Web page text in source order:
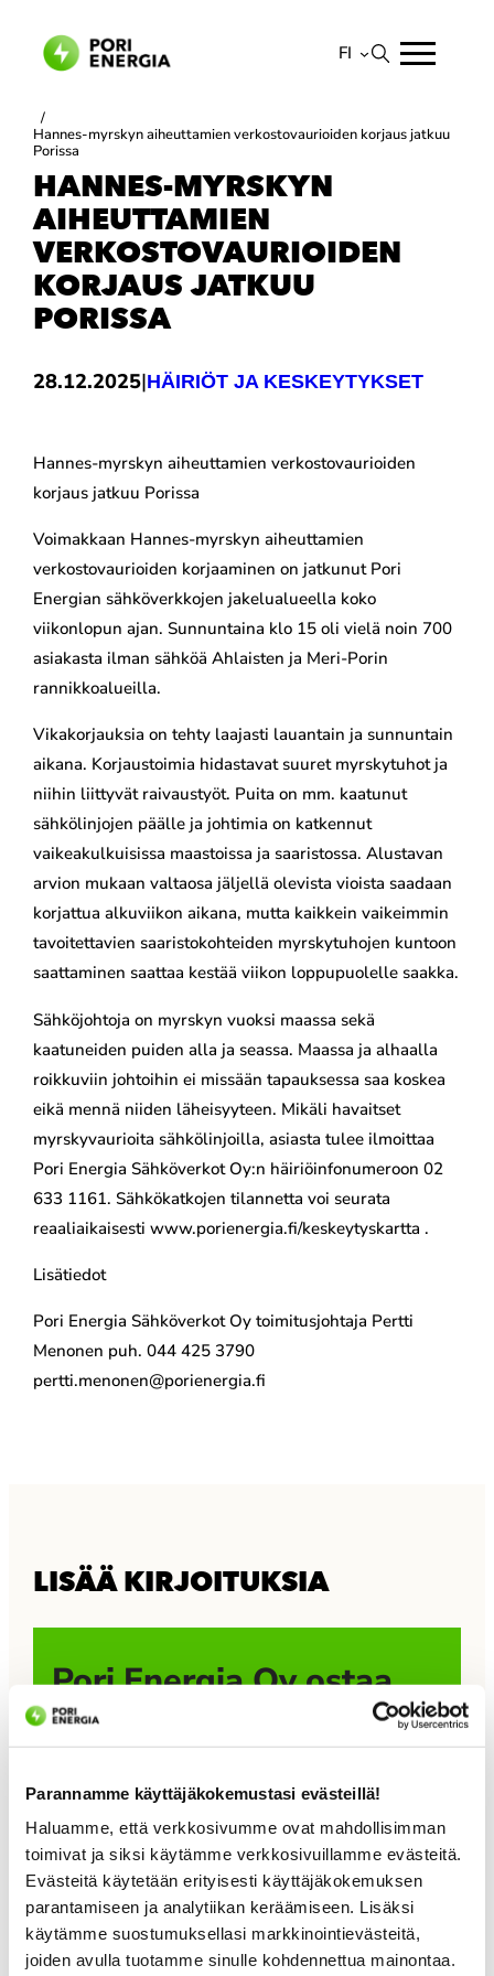
Parannamme käyttäjäkokemustasi evästeillä!
Haluamme, että verkkosivumme ovat mahdollisimman
toimivat ja siksi käytämme verkkosivuillamme evästeitä.
Evästeitä käytetään erityisesti käyttäjäkokemuksen
parantamiseen ja analytiikan keräämiseen. Lisäksi
käytämme suostumuksellasi markkinointievästeitä,
joiden avulla tuotamme sinulle kohdennettua mainontaa.
sisältöön
FI
English
/
Hannes-myrskyn aiheuttamien verkostovaurioiden korjaus jatkuu
Porissa
HANNES-MYRSKYN
AIHEUTTAMIEN
VERKOSTOVAURIOIDEN
KORJAUS JATKUU
PORISSA
28.12.2025|HÄIRIÖT JA KESKEYTYKSET
Hannes-myrskyn aiheuttamien verkostovaurioiden
korjaus jatkuu Porissa
Voimakkaan Hannes-myrskyn aiheuttamien
verkostovaurioiden korjaaminen on jatkunut Pori
Energian sähköverkkojen jakelualueella koko
viikonlopun ajan. Sunnuntaina klo 15 oli vielä noin 700
asiakasta ilman sähköä Ahlaisten ja Meri-Porin
rannikkoalueilla.
Vikakorjauksia on tehty laajasti lauantain ja sunnuntain
aikana. Korjaustoimia hidastavat suuret myrskytuhot ja
niihin liittyvät raivaustyöt. Puita on mm. kaatunut
sähkölinjojen päälle ja johtimia on katkennut
vaikeakulkuisissa maastoissa ja saaristossa. Alustavan
arvion mukaan valtaosa jäljellä olevista vioista saadaan
korjattua alkuviikon aikana, mutta kaikkein vaikeimmin
tavoitettavien saaristokohteiden myrskytuhojen kuntoon
saattaminen saattaa kestää viikon loppupuolelle saakka.
Sähköjohtoja on myrskyn vuoksi maassa sekä
kaatuneiden puiden alla ja seassa. Maassa ja alhaalla
roikkuviin johtoihin ei missään tapauksessa saa koskea
eikä mennä niiden läheisyyteen. Mikäli havaitset
myrskyvaurioita sähkölinjoilla, asiasta tulee ilmoittaa
Pori Energia Sähköverkot Oy:n häiriöinfonumeroon 02
633 1161. Sähkökatkojen tilannetta voi seurata
reaaliaikaisesti www.porienergia.fi/keskeytyskartta .
Lisätiedot
Pori Energia Sähköverkot Oy toimitusjohtaja Pertti
Menonen puh. 044 425 3790
pertti.menonen@porienergia.fi
LISÄÄ KIRJOITUKSIA
Pori Energia Oy ostaa
Leppäkosken Sähkö
Pori Energia Oy on allekirjoittanut sopimuksen
Leppäkosken Sähkö Oy:n osakekannan ostamisesta
Leppäkoski Groupilta. Kaupan toteutuessa
Leppäkosken Sähkö Oy muodostaa uuden
tytäryhtiön Pori Energia -konserniin. Kaupan